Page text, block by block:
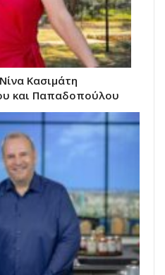
Κασιμάτη
και Παπαδοπούλου